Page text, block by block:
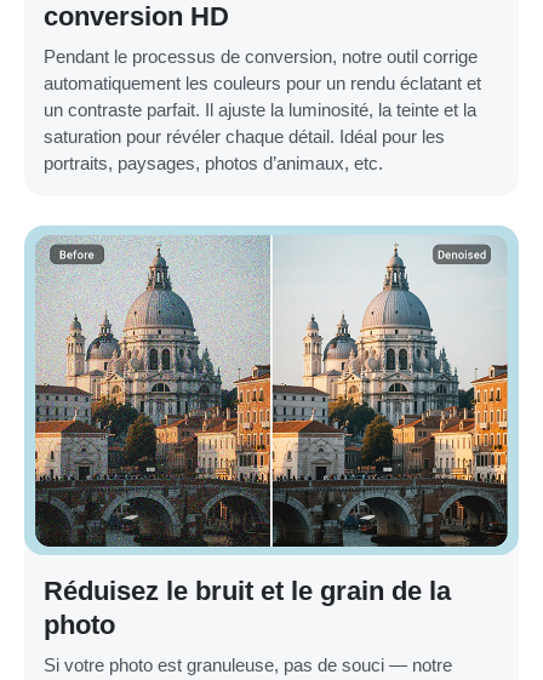
conversion HD
Pendant le processus de conversion, notre outil corrige
automatiquement les couleurs pour un rendu éclatant et
un contraste parfait. Il ajuste la luminosité, la teinte et la
saturation pour révéler chaque détail. Idéal pour les
portraits, paysages, photos d’animaux, etc.
Réduisez le bruit et le grain de la
photo
Si votre photo est granuleuse, pas de souci — notre